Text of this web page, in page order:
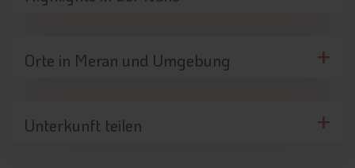
Orte in Meran und Umgebung
Unterkunft teilen